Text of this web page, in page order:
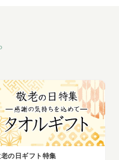
の日ギフト特集